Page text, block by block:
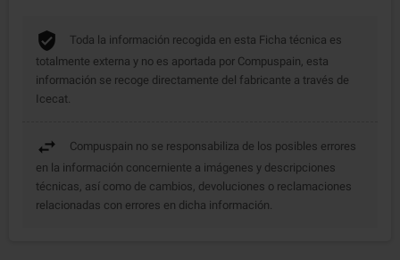
Toda la información recogida en esta Ficha técnica es
totalmente externa y no es aportada por Compuspain, esta
información se recoge directamente del fabricante a través de
Icecat.
Compuspain no se responsabiliza de los posibles errores
en la información concerniente a imágenes y descripciones
técnicas, así como de cambios, devoluciones o reclamaciones
relacionadas con errores en dicha información.